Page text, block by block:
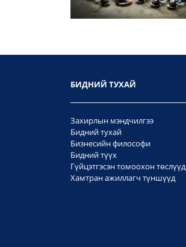
БИДНИЙ ТУХАЙ
Захирлын мэндчилгээ
Бидний тухай
Бизнесийн философи
Бидний түүх
Гүйцэтгэсэн томоохон төслүүд
Хамтран ажиллагч түншүүд